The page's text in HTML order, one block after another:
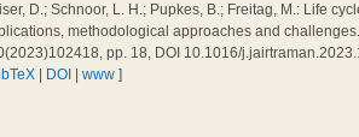
D.; Schnoor, L. H.; Pupkes, B.; Freitag, M.: Life
methodological approaches and
pp. 18, DOI 10.1016/
DOI |www ]